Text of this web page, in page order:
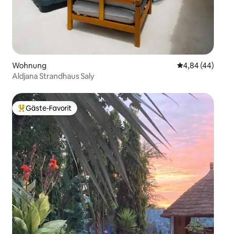
Wohnung
4,84 (44)
Aldjana Strandhaus Saly
Beliebter Gäste-Favorit.
Gäste-Favorit